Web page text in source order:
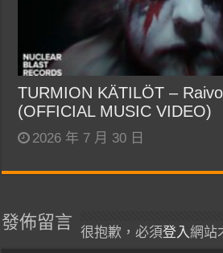
TURMION KÄTILÖT –
(OFFICIAL MUSIC VIDEO)
2026 年 7 月 30 日
發佈留言
很抱歉，必須登入網站